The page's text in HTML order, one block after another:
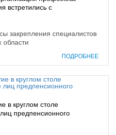
встретились с
закрепления специалистов
области
ПОДРОБНЕЕ
в круглом столе
предпенсионного